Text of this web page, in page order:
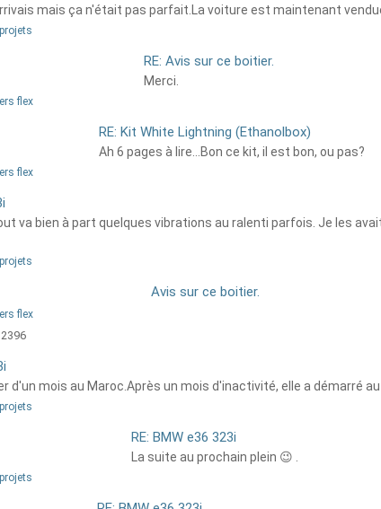
mais ça n'était pas parfait.La voiture est maintenant
RE: Avis sur ce boitier.
Merci.
flex
RE: Kit White Lightning (Ethanolbox)
Ah 6 pages à lire...Bon ce kit, il est bon, ou pas?
flex
va bien à part quelques vibrations au ralenti parfois. Je les
Avis sur ce boitier.
flex
d'un mois au Maroc.Après un mois d'inactivité, elle a démarré
RE: BMW e36 323i
La suite au prochain plein 😉 .